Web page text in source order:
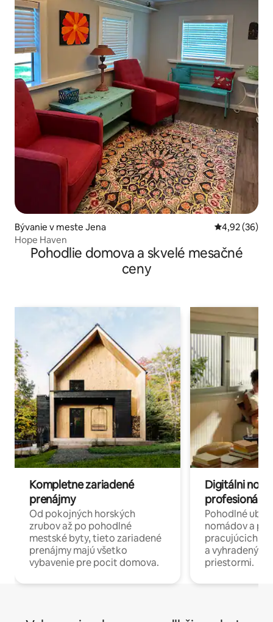
Bývanie v meste Jena Priemerné
4,92 (36)
Hope Haven
Pohodlie domova a skvelé mesačné
ceny
Kompletne zariadené
prenájmy
Od pokojných horských
zrubov až po pohodlné
mestské byty, tieto zariadené
prenájmy majú všetko
vybavenie pre pocit domova.
Digitálni
profesionáli
Pohodlné
nomádov a
pracujúcich
a
priestormi.